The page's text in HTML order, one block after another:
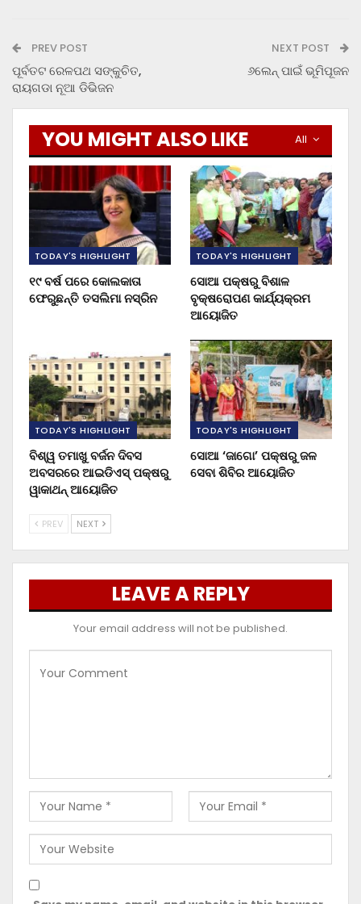
PREV POST
ପୂର୍ବତଟ ରେଳପଥ ସଙ୍କୁଚିତ,
ରାୟଗଡା ନୂଆ ଡିଭିଜନ
NEXT POST
୬ଲେନ୍‍ ପାଇଁ ଭୂମିପୂଜନ
All
YOU MIGHT ALSO LIKE
TODAY'S HIGHLIGHT
୧୯ ବର୍ଷ ପରେ କୋଲକାତା
ଫେରୁଛନ୍ତି ତସଲିମା ନସ୍ରିନ
TODAY'S HIGHLIGHT
ସୋଆ ପକ୍ଷରୁ ବିଶାଳ
ବୃକ୍ଷରୋପଣ କାର୍ଯ୍ୟକ୍ରମ
ଆୟୋଜିତ
TODAY'S HIGHLIGHT
ବିଶ୍ୱ ତମାଖୁ ବର୍ଜନ ଦିବସ
ଅବସରରେ ଆଇଡିଏସ୍ ପକ୍ଷରୁ
ୱାକାଥନ୍ ଆୟୋଜିତ
TODAY'S HIGHLIGHT
ସୋଆ ‘ଜାଗୋ’ ପକ୍ଷରୁ ଜଳ
ସେବା ଶିବିର ଆୟୋଜିତ
PREV NEXT
LEAVE A REPLY
Your email address will not be published.